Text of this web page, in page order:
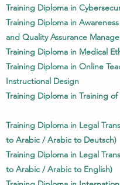
Training Diploma in
Training Diploma in
and Quality Assurance
Training Diploma in Medical
Training Diploma in Online
Instructional Design
Training Diploma in Training of
Training Diploma in Legal
to Arabic / Arabic to Deutsch)
Training Diploma in Legal
to Arabic / Arabic to English)